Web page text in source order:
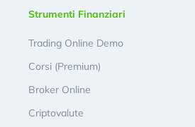
Strumenti Finanziari
Trading Online Demo
Corsi (Premium)
Broker Online
Criptovalute